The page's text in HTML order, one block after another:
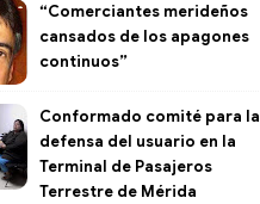
“Comerciantes merideños
cansados de los apagones
continuos”
Conformado comité para la
defensa del usuario en la
Terminal de Pasajeros
Terrestre de Mérida